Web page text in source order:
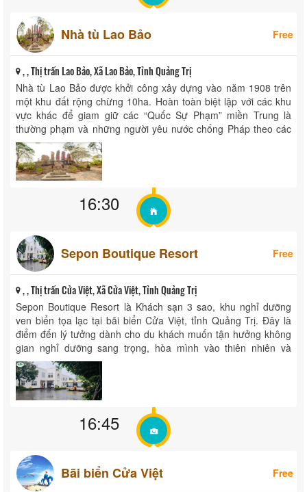
Nhà tù Lao Bảo Free
, , Thị trấn Lao Bảo, Xã Lao Bảo, Tỉnh Quảng Trị
Nhà tù Lao Bảo được khởi công xây dựng vào năm 1908 trên
một khu đất rộng chừng 10ha. Hoàn toàn biệt lập với các khu
vực khác để giam giữ các “Quốc Sự Phạm” miền Trung là
thường phạm và những người yêu nước chống Pháp theo các
phong trào ...
16:30
Sepon Boutique Resort Free
, , Thị trấn Cửa Việt, Xã Cửa Việt, Tỉnh Quảng Trị
Sepon Boutique Resort là Khách sạn 3 sao, khu nghỉ dưỡng
ven biển tọa lạc tại bãi biển Cửa Việt, tỉnh Quảng Trị. Đây là
điểm đến lý tưởng dành cho du khách muốn tận hưởng không
gian nghỉ dưỡng sang trọng, hòa mình vào thiên nhiên và
khám phá ...
16:45
Bãi biển Cửa Việt Free